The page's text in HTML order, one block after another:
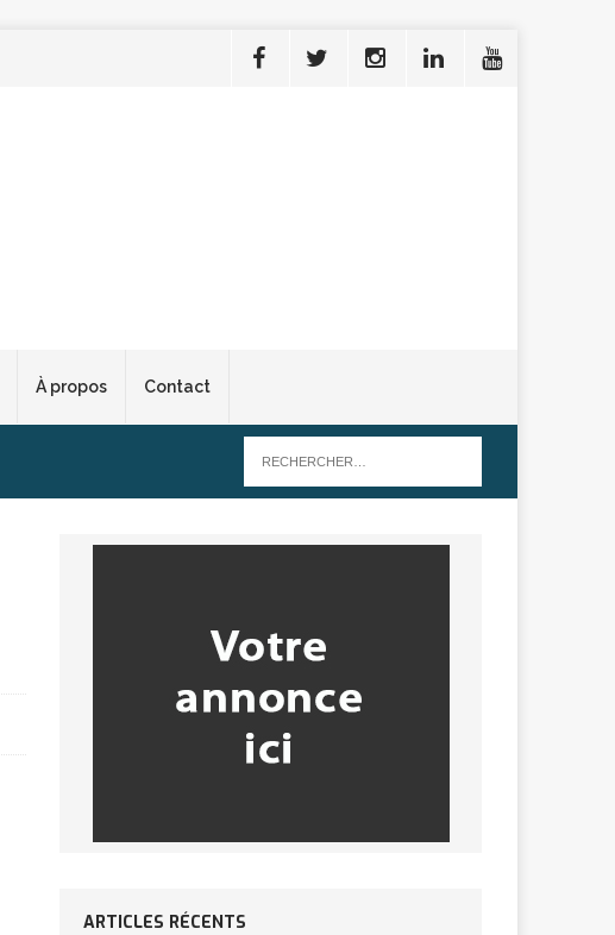
À propos Contact
ARTICLES RÉCENTS